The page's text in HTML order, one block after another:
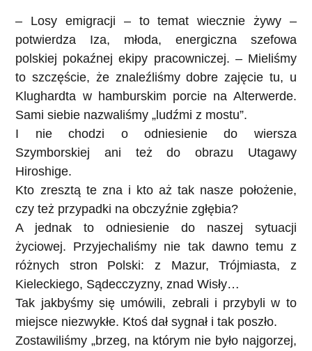
– Losy emigracji – to temat wiecznie żywy –
potwierdza Iza, młoda, energiczna szefowa
polskiej pokaźnej ekipy pracowniczej. – Mieliśmy
to szczęście, że znaleźliśmy dobre zajęcie tu, u
Klughardta w hamburskim porcie na Alterwerde.
Sami siebie nazwaliśmy „ludźmi z mostu”.
I nie chodzi o odniesienie do wiersza
Szymborskiej ani też do obrazu Utagawy
Hiroshige.
Kto zresztą te zna i kto aż tak nasze położenie,
czy też przypadki na obczyźnie zgłębia?
A jednak to odniesienie do naszej sytuacji
życiowej. Przyjechaliśmy nie tak dawno temu z
różnych stron Polski: z Mazur, Trójmiasta, z
Kieleckiego, Sądecczyzny, znad Wisły…
Tak jakbyśmy się umówili, zebrali i przybyli w to
miejsce niezwykłe. Ktoś dał sygnał i tak poszło.
Zostawiliśmy „brzeg, na którym nie było najgorzej,